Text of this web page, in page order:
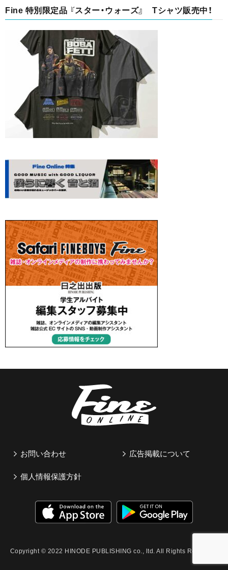
Fine 特別限定品 『スター・ウォーズ』 Tシャツ販売中！
お問い合わせ 広告掲載について
個人情報保護方針
Copyright © 2022 HINODE PUBLISHING co., ltd. All Rights Reserved.